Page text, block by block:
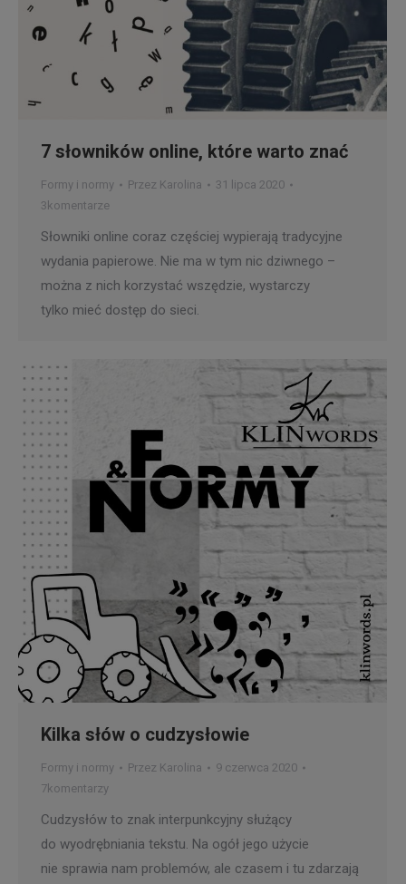
7 słowników online, które warto znać
Formy i normy Przez Karolina
31 lipca 2020
3komentarze
Słowniki online coraz częściej wypierają tradycyjne
wydania papierowe. Nie ma w tym nic dziwnego –
można z nich korzystać wszędzie, wystarczy
tylko mieć dostęp do sieci.
Kilka słów o cudzysłowie
Formy i normy Przez Karolina
9 czerwca 2020
7komentarzy
Cudzysłów to znak interpunkcyjny służący
do wyodrębniania tekstu. Na ogół jego użycie
nie sprawia nam problemów, ale czasem i tu zdarzają